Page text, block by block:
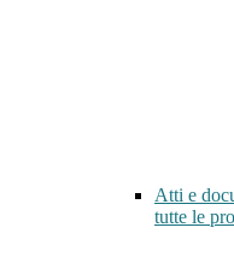
Atti e
tutte le